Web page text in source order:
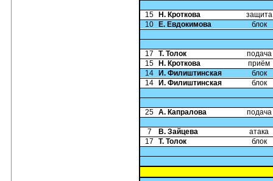
15 Н. Кроткова
защита
10
Е. Евдокимова блок
17 Т. Толок
подача
15
Н. Кроткова
приём
14
И. Филиштинская
блок
14
И. Филиштинская блок
25 А. Капралова подача
7 В. Зайцева
атака
17
Т. Толок блок